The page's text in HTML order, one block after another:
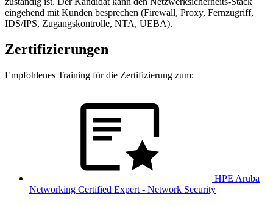
eingehend mit Kunden besprechen (Firewall, Proxy, Fernzugriff,
IDS/IPS, Zugangskontrolle, NTA, UEBA).
Zertifizierungen
Empfohlenes Training für die Zertifizierung zum:
HPE Aruba
Networking Certified Expert - Network Security